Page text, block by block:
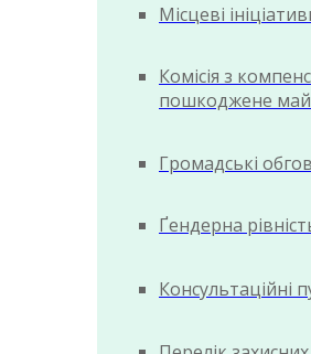
Місцеві
Комісія з
пошкоджене
Громадські
Ґендерна
Консультаційні